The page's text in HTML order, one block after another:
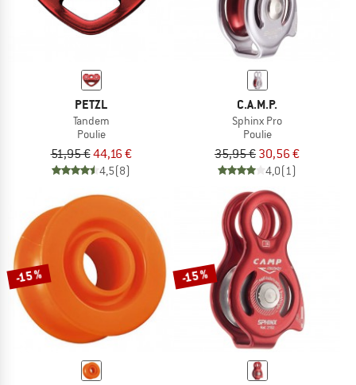
PETZL
Tandem
Poulie
51,95 €44,16 €
4,5(8)
C.A.M.P.
Sphinx Pro
Poulie
35,95 € 30,56 €
4,0(1)
-15 % -15 %